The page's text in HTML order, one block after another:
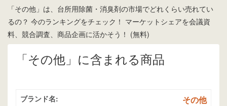
「その他」は、台所用除菌・消臭剤の市場でどれくらい売れてい
るの？ 今のランキングをチェック！ マーケットシェアを会議資
料、競合調査、商品企画に活かそう！ (無料)
「その他」に含まれる商品
ブランド名: その他